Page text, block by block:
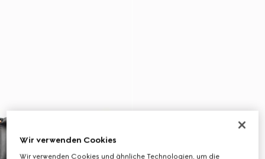
Wir verwenden Cookies
Wir verwenden Cookies und ähnliche Technologien, um die